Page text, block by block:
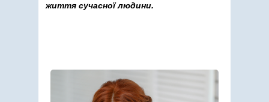
життя сучасної людини.